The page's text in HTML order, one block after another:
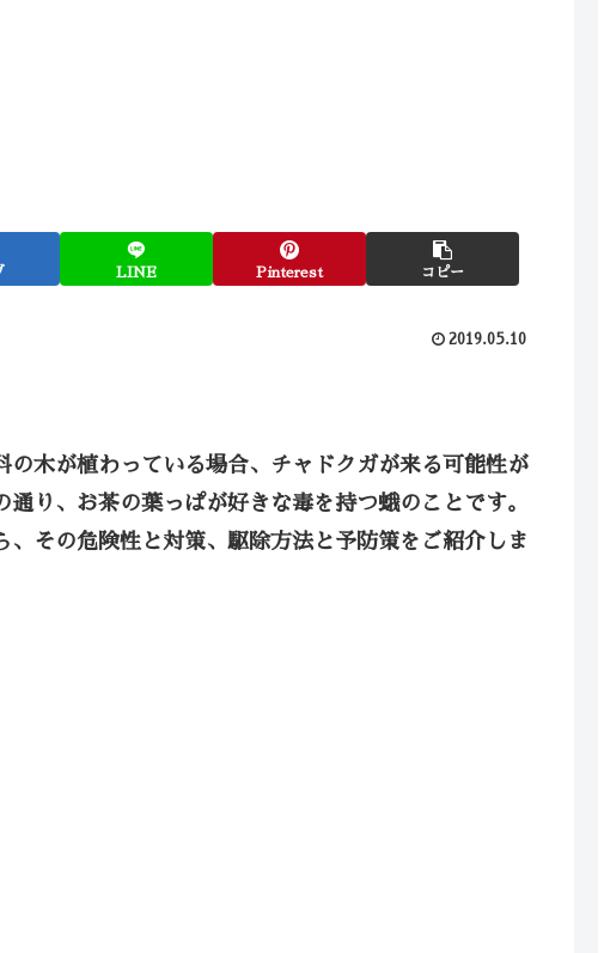
LINE Pinterest コピー
2019.05.10
木が植わっている場合、チャドクガが来る可能性が
り、お茶の葉っぱが好きな毒を持つ蛾のことです。
その危険性と対策、駆除方法と予防策をご紹介しま